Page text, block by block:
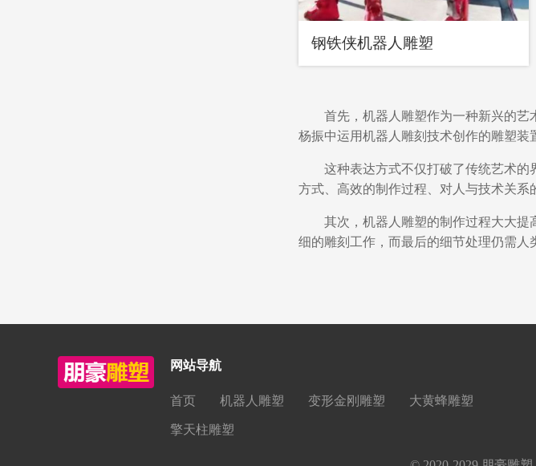
钢铁侠机器人雕塑
首先，机器人雕塑作为一种新兴的艺
杨振中运用机器人雕刻技术创作的雕塑装
这种表达方式不仅打破了传统艺术
方式、高效的制作过程、对人与技术关系
其次，机器人雕塑的制作过程大大
细的雕刻工作，而最后的细节处理仍需人
网站导航
首页 机器人雕塑 变形金刚雕塑 大黄蜂雕塑
擎天柱雕塑